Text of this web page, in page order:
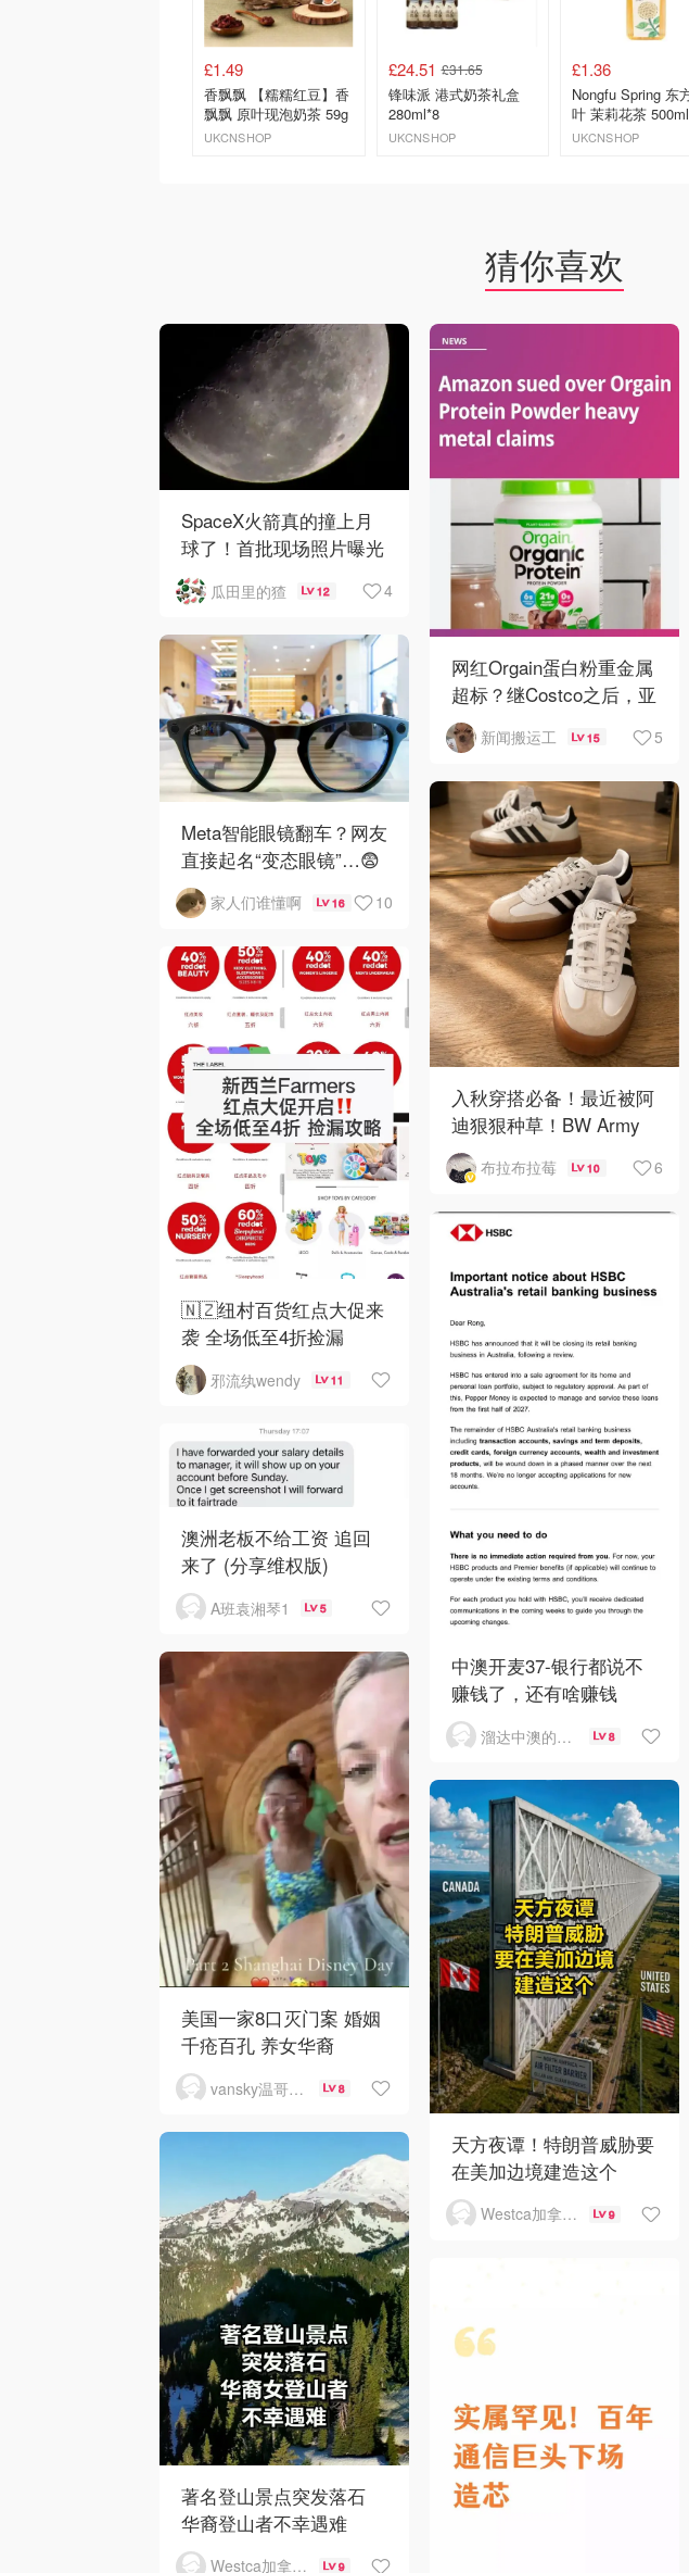
£1.49
香飘飘 【糯糯红豆】香
飘飘 原叶现泡奶茶 59g
UKCNSHOP
£24.51 £31.65
锋味派 港式奶茶礼盒
280ml*8
UKCNSHOP
£1.36
Nongfu Spring 东方树
叶 茉莉花茶 500ml
UKCNSHOP
猜你喜欢
SpaceX火箭真的撞上月
球了！首批现场照片曝光
瓜田里的猹 12 4
网红Orgain蛋白粉重金属
超标？继Costco之后，亚
马逊也被告了！
新闻搬运工 15 5
Meta智能眼镜翻车？网友
直接起名“变态眼镜”…😨
家人们谁懂啊 16 10
入秋穿搭必备！最近被阿
迪狠狠种草！BW Army
和 Sambae 值得拥有！
布拉布拉莓 10 6
🇳🇿纽村百货红点大促来
袭 全场低至4折捡漏
邪流纨wendy 11
中澳开麦37-银行都说不
赚钱了，还有啥赚钱
溜达中澳的王公子 8
澳洲老板不给工资 追回
来了 (分享维权版)
A班袁湘琴1 5
美国一家8口灭门案 婚姻
千疮百孔 养女华裔
vansky温哥华天空 8
天方夜谭！特朗普威胁要
在美加边境建造这个
Westca加拿大生活 9
著名登山景点突发落石
华裔登山者不幸遇难
Westca加拿大生活 9